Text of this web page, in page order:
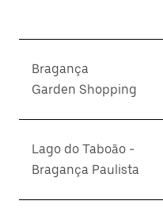
Bragança
Garden Shopping
Lago do Taboão -
Bragança Paulista